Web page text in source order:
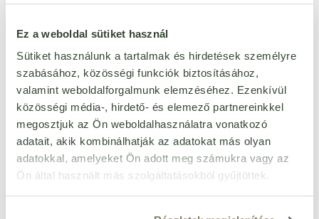
Ez a weboldal sütiket használ
Sütiket használunk a tartalmak és hirdetések személyre
szabásához, közösségi funkciók biztosításához,
valamint weboldalforgalmunk elemzéséhez. Ezenkívül
közösségi média-, hirdető- és elemező partnereinkkel
megosztjuk az Ön weboldalhasználatra vonatkozó
adatait, akik kombinálhatják az adatokat más olyan
adatokkal, amelyeket Ön adott meg számukra vagy az
Ön által használt más szolgáltatásokból gyűjtöttek.
gumivitamin 50 db 225 g
Egységár:16 302 Ft/kg
3 668Ft
készleten
db
Now kid-cal rágótabletta
100 db
Cikkszám: 100277
Egységár:80 Ft/db
doboz